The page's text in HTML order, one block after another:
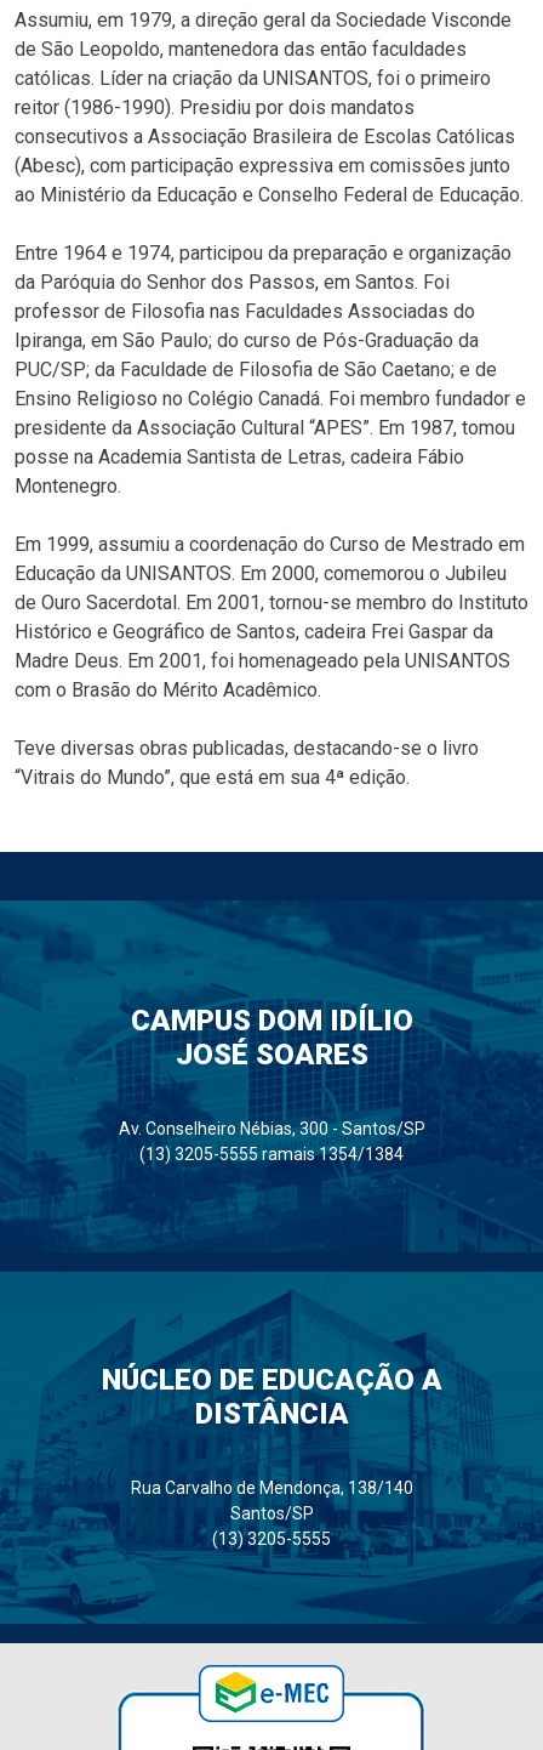
Assumiu, em 1979, a direção geral da Sociedade Visconde
de São Leopoldo, mantenedora das então faculdades
católicas. Líder na criação da UNISANTOS, foi o primeiro
reitor (1986-1990). Presidiu por dois mandatos
consecutivos a Associação Brasileira de Escolas Católicas
(Abesc), com participação expressiva em comissões junto
ao Ministério da Educação e Conselho Federal de Educação.
Entre 1964 e 1974, participou da preparação e organização
da Paróquia do Senhor dos Passos, em Santos. Foi
professor de Filosofia nas Faculdades Associadas do
Ipiranga, em São Paulo; do curso de Pós-Graduação da
PUC/SP; da Faculdade de Filosofia de São Caetano; e de
Ensino Religioso no Colégio Canadá. Foi membro fundador e
presidente da Associação Cultural “APES”. Em 1987, tomou
posse na Academia Santista de Letras, cadeira Fábio
Montenegro.
Em 1999, assumiu a coordenação do Curso de Mestrado em
Educação da UNISANTOS. Em 2000, comemorou o Jubileu
de Ouro Sacerdotal. Em 2001, tornou-se membro do Instituto
Histórico e Geográfico de Santos, cadeira Frei Gaspar da
Madre Deus. Em 2001, foi homenageado pela UNISANTOS
com o Brasão do Mérito Acadêmico.
Teve diversas obras publicadas, destacando-se o livro
“Vitrais do Mundo”, que está em sua 4ª edição.
CAMPUS DOM IDÍLIO
JOSÉ SOARES
Av. Conselheiro Nébias, 300 - Santos/SP
(13) 3205-5555 ramais 1354/1384
NÚCLEO DE EDUCAÇÃO A
DISTÂNCIA
Rua Carvalho de Mendonça, 138/140
Santos/SP
(13) 3205-5555